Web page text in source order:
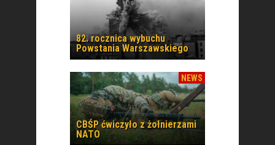
82. rocznica wybuchu
Powstania Warszawskiego
NEWS
CBŚP ćwiczyło z żołnierzami
NATO